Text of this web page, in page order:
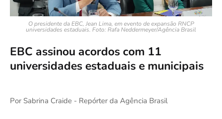
O presidente da EBC, Jean Lima, em evento de expansão RNCP
universidades estaduais. Foto: Rafa Neddermeyer/Agência Brasil
EBC assinou acordos com 11
universidades estaduais e municipais
Por Sabrina Craide - Repórter da Agência Brasil